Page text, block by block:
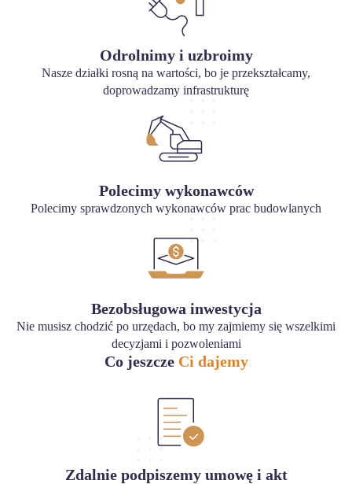
Odrolnimy i uzbroimy
Nasze działki rosną na wartości, bo je przekształcamy,
doprowadzamy infrastrukturę
Polecimy wykonawców
Polecimy sprawdzonych wykonawców prac budowlanych
Bezobsługowa inwestycja
Nie musisz chodzić po urzędach, bo my zajmiemy się wszelkimi
decyzjami i pozwoleniami
Co jeszcze Ci dajemy
Zdalnie podpiszemy umowę i akt